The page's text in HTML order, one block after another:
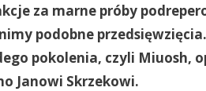
za marne próby
podobne przedsięwzięcia.
pokolenia, czyli Miuosh,
Janowi Skrzekowi.